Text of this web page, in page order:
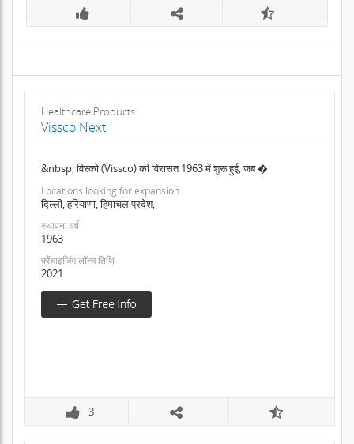
Healthcare Products
Vissco Next
&nbsp; विस्को (Vissco) की विरासत 1963 में शुरू हुई, जब �
Locations looking for expansion
दिल्ली, हरियाणा, हिमाचल प्रदेश,
स्थापना वर्ष
1963
फ़्रैंचाइजिंग लॉन्च तिथि
2021
3